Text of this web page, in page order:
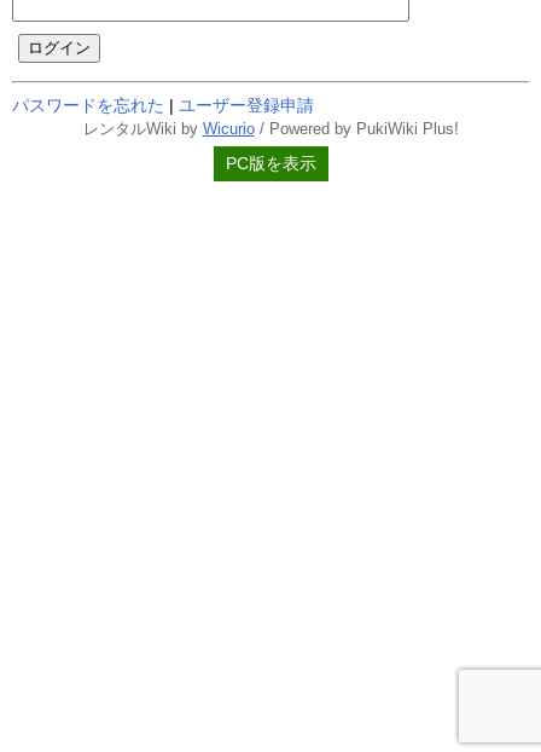
ログイン
パスワードを忘れた | ユーザー登録申請
レンタルWiki by Wicurio/ Powered by PukiWiki Plus!
PC版を表示